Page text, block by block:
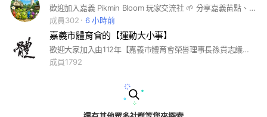
歡迎加入嘉義 Pikmin Bloom 玩家交流社 🌱 分享嘉義苗點、畫框、花點與任務資訊 一起散步種花、找苗、完成挑戰！ 謝絕其它廣告！ 📍 限嘉義地區資訊 📸 歡迎分享發現的純點與稀有苗 🌸 互助完成每週挑戰
成員302
6 小時前
嘉義市體育會的【運動大小事】
歡迎大家加入由112年【嘉義市體育會榮譽理事長孫貫志議員】成立的【體育會相關活動交流平台】，本群組只會發關於嘉義市體育會（主辦、承辦、協辦活動）如:廠商合作夥伴、各項運動推廣及活動（免費、付費都會特別告知），想知道嘉義市體育會更多更好康的運動大小事，千萬不要錯過這個群組的訊息！
成員1792